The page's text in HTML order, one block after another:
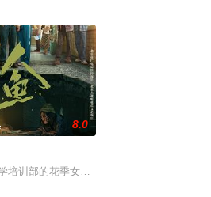
。向米良宣告：婚不结了。鹿鸣村开了锅，
8.0
培训部的花季女生苏琳（黄杨钿甜 饰），